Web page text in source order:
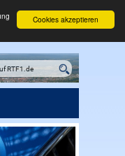
Cookies akzeptieren